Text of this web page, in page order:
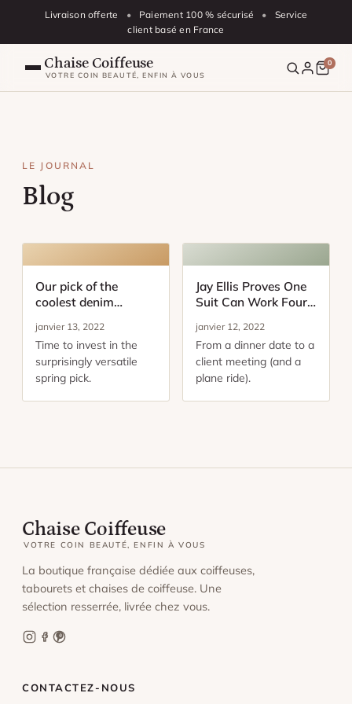
Aller au contenu
Livraison offerte • Paiement 100 % sécurisé •
Service
client basé en France
Chaise Coiffeuse
VOTRE COIN BEAUTÉ, ENFIN À VOUS
Nos chaises
Tabouret Coiffeuse
Blog
FAQ
Suivre ma commande
0
LE JOURNAL
Blog
Our pick of the
coolest denim
janvier 13, 2022
Time to invest in the
surprisingly versatile
spring pick.
Jay Ellis Proves One
Suit Can Work Four
janvier 12, 2022
From a dinner date to a
client meeting (and a
plane ride).
Chaise Coiffeuse
VOTRE COIN BEAUTÉ, ENFIN À VOUS
La boutique française dédiée aux coiffeuses,
tabourets et chaises de coiffeuse. Une
sélection resserrée, livrée chez vous.
CONTACTEZ-NOUS